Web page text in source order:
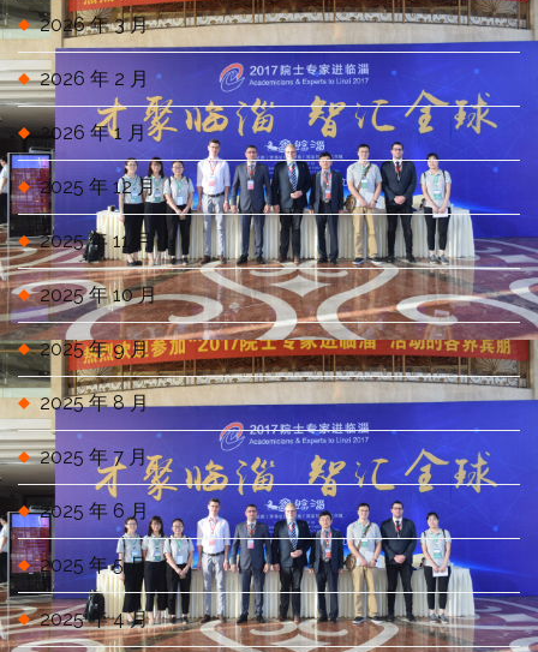
2026 年 3 月
2026 年 2 月
2026 年 1 月
2025 年 12 月
2025 年 11 月
2025 年 10 月
2025 年 9 月
2025 年 8 月
2025 年 7 月
2025 年 6 月
2025 年 5 月
2025 年 4 月